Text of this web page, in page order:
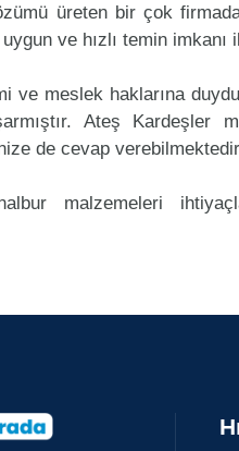
üreten bir çok
ve hızlı temin imkanı
ve meslek haklarına
Ateş Kardeşler
de cevap
malzemeleri